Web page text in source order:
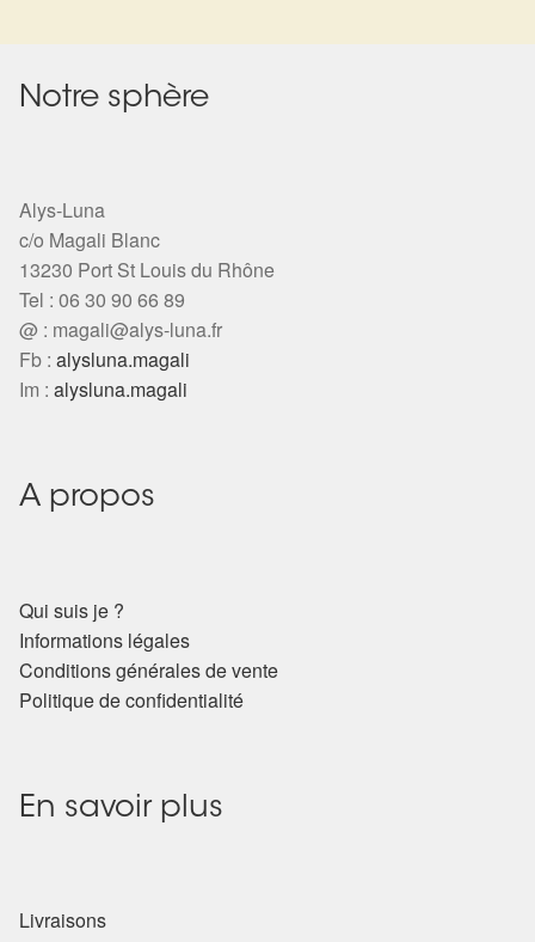
Notre sphère
Alys-Luna
c/o Magali Blanc
13230 Port St Louis du Rhône
Tel : 06 30 90 66 89
@ : magali@alys-luna.fr
Fb : alysluna.magali
Im : alysluna.magali
A propos
Qui suis je ?
Informations légales
Conditions générales de vente
Politique de confidentialité
En savoir plus
Livraisons